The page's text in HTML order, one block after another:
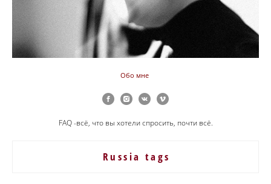
Обо мне
FAQ -всё, что вы хотели спросить, почти всё.
Russia tags